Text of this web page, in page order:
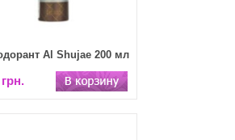
Al Shujae 200 мл